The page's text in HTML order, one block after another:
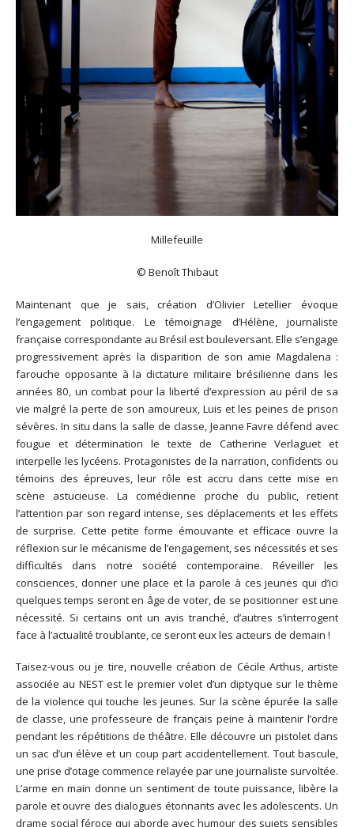
Millefeuille
© Benoît Thibaut
Maintenant que je sais, création d’Olivier Letellier évoque
l’engagement politique. Le témoignage d’Hélène, journaliste
française correspondante au Brésil est bouleversant. Elle s’engage
progressivement après la disparition de son amie Magdalena :
farouche opposante à la dictature militaire brésilienne dans les
années 80, un combat pour la liberté d’expression au péril de sa
vie malgré la perte de son amoureux, Luis et les peines de prison
sévères. In situ dans la salle de classe, Jeanne Favre défend avec
fougue et détermination le texte de Catherine Verlaguet et
interpelle les lycéens. Protagonistes de la narration, confidents ou
témoins des épreuves, leur rôle est accru dans cette mise en
scène astucieuse. La comédienne proche du public, retient
l’attention par son regard intense, ses déplacements et les effets
de surprise. Cette petite forme émouvante et efficace ouvre la
réflexion sur le mécanisme de l’engagement, ses nécessités et ses
difficultés dans notre société contemporaine. Réveiller les
consciences, donner une place et la parole à ces jeunes qui d’ici
quelques temps seront en âge de voter, de se positionner est une
nécessité. Si certains ont un avis tranché, d’autres s’interrogent
face à l’actualité troublante, ce seront eux les acteurs de demain !
Taisez-vous ou je tire, nouvelle création de Cécile Arthus, artiste
associée au NEST est le premier volet d’un diptyque sur le thème
de la violence qui touche les jeunes. Sur la scène épurée la salle
de classe, une professeure de français peine à maintenir l’ordre
pendant les répétitions de théâtre. Elle découvre un pistolet dans
un sac d’un élève et un coup part accidentellement. Tout bascule,
une prise d’otage commence relayée par une journaliste survoltée.
L’arme en main donne un sentiment de toute puissance, libère la
parole et ouvre des dialogues étonnants avec les adolescents. Un
drame social féroce qui aborde avec humour des sujets sensibles